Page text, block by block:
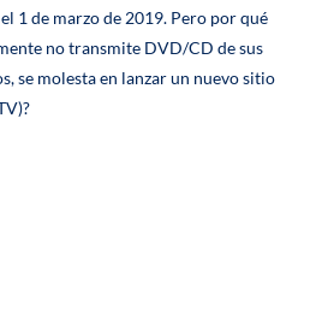
1 de marzo de 2019. Pero por qué
no transmite DVD/CD de sus
se molesta en lanzar un nuevo sitio